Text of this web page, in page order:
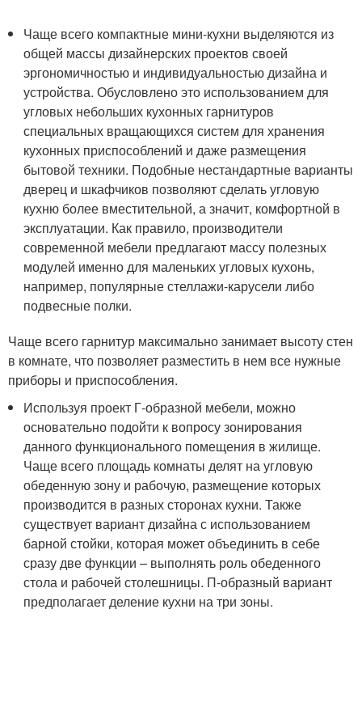
Чаще всего компактные мини-кухни выделяются из
общей массы дизайнерских проектов своей
эргономичностью и индивидуальностью дизайна и
устройства. Обусловлено это использованием для
угловых небольших кухонных гарнитуров
специальных вращающихся систем для хранения
кухонных приспособлений и даже размещения
бытовой техники. Подобные нестандартные варианты
дверец и шкафчиков позволяют сделать угловую
кухню более вместительной, а значит, комфортной в
эксплуатации. Как правило, производители
современной мебели предлагают массу полезных
модулей именно для маленьких угловых кухонь,
например, популярные стеллажи-карусели либо
подвесные полки.
Чаще всего гарнитур максимально занимает высоту стен
в комнате, что позволяет разместить в нем все нужные
приборы и приспособления.
Используя проект Г-образной мебели, можно
основательно подойти к вопросу зонирования
данного функционального помещения в жилище.
Чаще всего площадь комнаты делят на угловую
обеденную зону и рабочую, размещение которых
производится в разных сторонах кухни. Также
существует вариант дизайна с использованием
барной стойки, которая может объединить в себе
сразу две функции – выполнять роль обеденного
стола и рабочей столешницы. П-образный вариант
предполагает деление кухни на три зоны.